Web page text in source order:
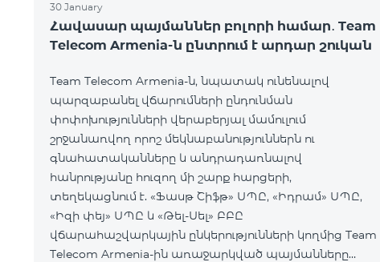
30 January
Հավասար պայմաններ բոլորի համար․ Team
Telecom Armenia-ն ընտրում է արդար շուկան
Team Telecom Armenia-ն, նպատակ ունենալով
պարզաբանել վճարումների ընդունման
փոփոխությունների վերաբերյալ մամուլում
շրջանառվող որոշ մեկնաբանություններն ու
գնահատականները և անդրադառնալով
հանրությանը հուզող մի շարք հարցերի,
տեղեկացնում է. «Ֆասթ Շիֆթ» ՍՊԸ, «Իդրամ» ՍՊԸ,
«Իզի փեյ» ՍՊԸ և «Թել-Սել» ԲԲԸ
վճարահաշվարկային ընկերությունների կողմից Team
Telecom Armenia-ին առաջարկված պայմանները